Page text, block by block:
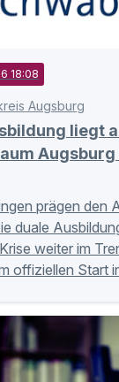
18:08
Augsburg
liegt
Augsburg
prägen den
duale
weiter im
offiziellen Start